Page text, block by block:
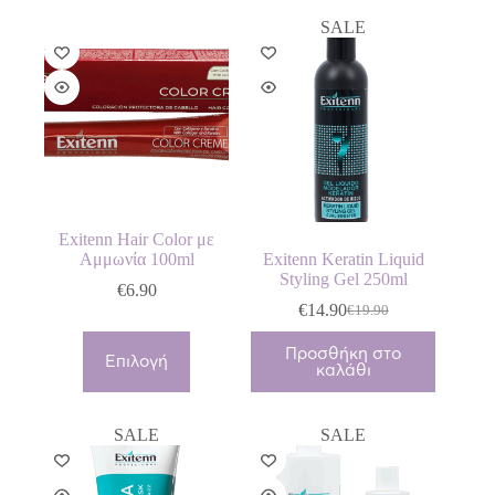
Exitenn Hair Color με
Αμμωνία 100ml
€6.90
Επιλογή
το
παραλλαγές.
Οι
επιλογές
SALE
Exitenn Keratin Liquid
Styling Gel 250ml
€19.90
Original
was:
€19.90.
€14.90Η
τιμή
είναι:
€14.90.
Προσθήκη στο
καλάθι
SALE SALE